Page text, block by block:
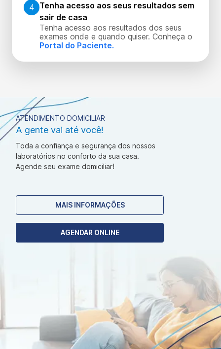
4 Tenha acesso aos seus resultados sem
sair de casa
Tenha acesso aos resultados dos seus
exames onde e quando quiser. Conheça o
Portal do Paciente.
ATENDIMENTO DOMICILIAR
A gente vai até você!
Toda a confiança e segurança dos nossos
laboratórios no conforto da sua casa.
Agende seu exame domiciliar!
MAIS INFORMAÇÕES
AGENDAR ONLINE